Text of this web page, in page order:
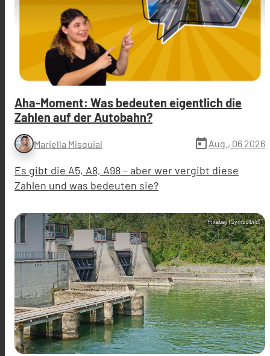
Aha-Moment: Was bedeuten eigentlich die
Zahlen auf der Autobahn?
Mariella Misquial today Aug., 06 2026
Es gibt die A5, A8, A98 – aber wer vergibt diese
Zahlen und was bedeuten sie?
Pixabay (Symbolbild)